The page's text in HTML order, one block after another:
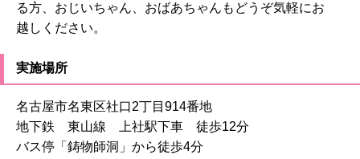
る方、おじいちゃん、おばあちゃんもどうぞ気軽にお
越しください。
実施場所
名古屋市名東区社口2丁目914番地
地下鉄 東山線 上社駅下車 徒歩12分
バス停「鋳物師洞」から徒歩4分